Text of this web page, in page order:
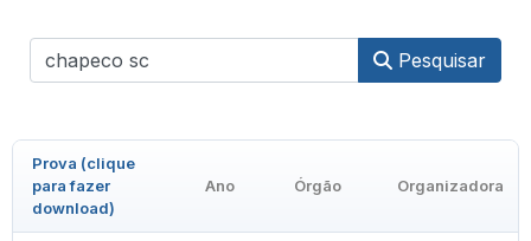
Pesquisar
Prova (clique
para fazer
download)
Ano Órgão Organizadora